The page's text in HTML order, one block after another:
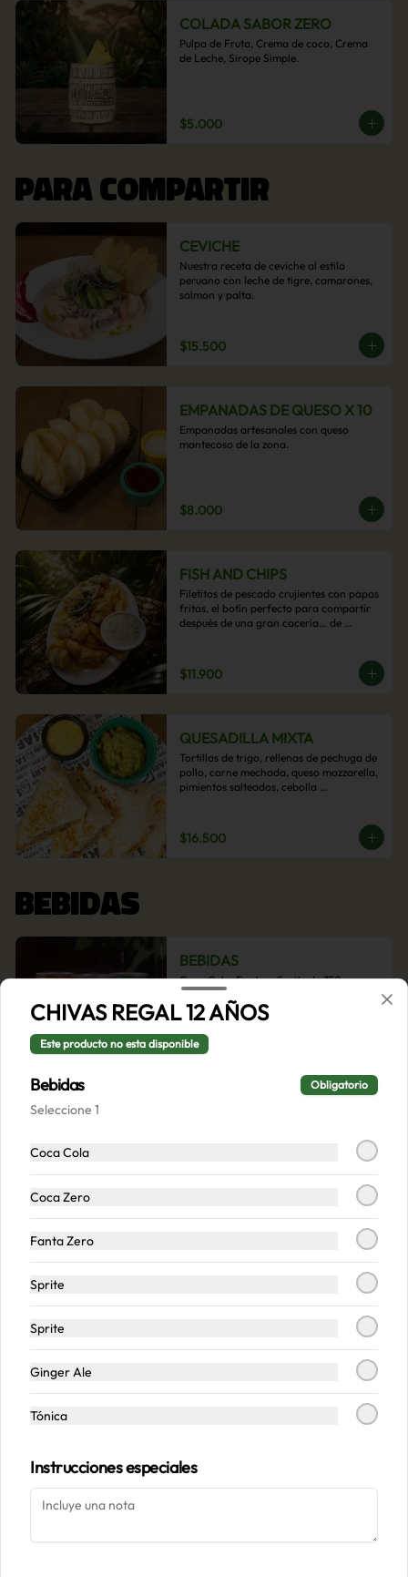
COLADA SABOR ZERO
Pulpa de Fruta, Crema de coco, Crema
de Leche, Sirope Simple.
$5.000
PARA COMPARTIR
CEVICHE
Nuestra receta de ceviche al estilo
peruano con leche de tigre, camarones,
salmon y palta.
$15.500
EMPANADAS DE QUESO X 10
Empanadas artesanales con queso
mantecoso de la zona.
$8.000
FISH AND CHIPS
Filetitos de pescado crujientes con papas
fritas, el botín perfecto para compartir
después de una gran cacería… de
$11.900
QUESADILLA MIXTA
Tortillas de trigo, rellenas de pechuga de
pollo, carne mechada, queso mozzarella,
pimientos salteados, cebolla
$16.500
BEBIDAS
BEBIDAS
Coca Cola, Fanta o Sprite de 350cc
Conócenos
Despacho
Términos y condiciones
Política de privacidad
Redes sociales
Instagram
Mi cuenta
Iniciar sesión
CHIVAS REGAL 12 AÑOS
Este producto no esta disponible
Bebidas Obligatorio
Seleccione 1
Coca Cola
Coca Zero
Fanta Zero
Sprite
Sprite
Ginger Ale
Tónica
Instrucciones especiales